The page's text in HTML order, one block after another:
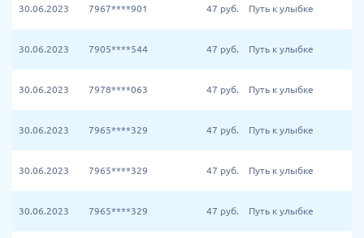
30.06.2023 7967****901 47 руб. Путь к улыбке
30.06.2023 7905****544 47 руб. Путь к улыбке
30.06.2023 7978****063 47 руб. Путь к улыбке
30.06.2023 7965****329 47 руб. Путь к улыбке
30.06.2023 7965****329 47 руб. Путь к улыбке
30.06.2023 7965****329 47 руб. Путь к улыбке